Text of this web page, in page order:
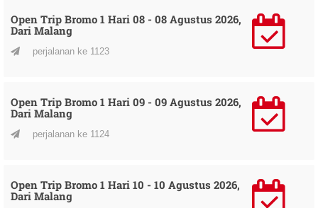
Open Trip Bromo 1 Hari 08 - 08 Agustus 2026,
Dari Malang
perjalanan ke 1123
Open Trip Bromo 1 Hari 09 - 09 Agustus 2026,
Dari Malang
perjalanan ke 1124
Open Trip Bromo 1 Hari 10 - 10 Agustus 2026,
Dari Malang